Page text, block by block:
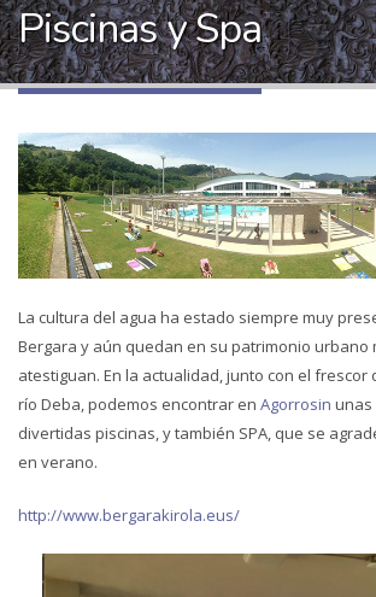
Piscinas y Spa
La cultura del agua ha estado siempre muy
Bergara y aún quedan en su patrimonio urbano
atestiguan. En la actualidad, junto con el frescor
río Deba, podemos encontrar en Agorrosin unas
divertidas piscinas, y también SPA, que se
en verano.
http://www.bergarakirola.eus/